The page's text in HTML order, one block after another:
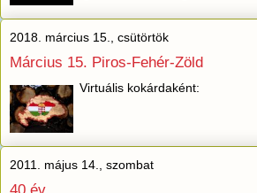
2018. március 15., csütörtök
Március 15. Piros-Fehér-Zöld
Virtuális kokárdaként:
2011. május 14., szombat